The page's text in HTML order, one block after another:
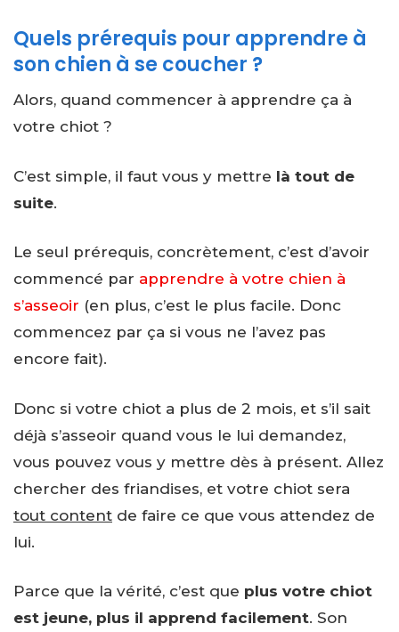
Quels prérequis pour apprendre à
son chien à se coucher ?
Alors, quand commencer à apprendre ça à
votre chiot ?
C’est simple, il faut vous y mettre là tout de
suite.
Le seul prérequis, concrètement, c’est d’avoir
commencé par apprendre à votre chien à
s’asseoir (en plus, c’est le plus facile. Donc
commencez par ça si vous ne l’avez pas
encore fait).
Donc si votre chiot a plus de 2 mois, et s’il sait
déjà s’asseoir quand vous le lui demandez,
vous pouvez vous y mettre dès à présent. Allez
chercher des friandises, et votre chiot sera
tout content de faire ce que vous attendez de
lui.
Parce que la vérité, c’est que plus votre chiot
est jeune, plus il apprend facilement. Son